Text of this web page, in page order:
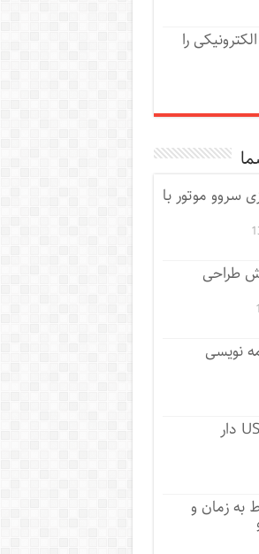
را
سروو موتور با
طراحی
نویسی
به زمان و